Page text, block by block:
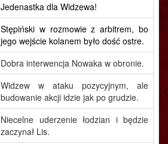
Jedenastka dla Widzewa!
Stępiński w rozmowie z arbitrem, bo
jego wejście kolanem było dość ostre.
Dobra interwencja Nowaka w obronie.
Widzew w ataku pozycyjnym, ale
budowanie akcji idzie jak po grudzie.
Niecelne uderzenie łodzian i będzie
zaczynał Lis.